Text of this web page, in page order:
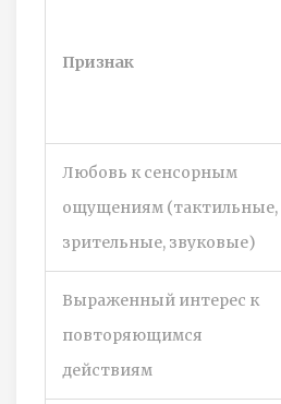
Признак
Любовь к сенсорным
ощущениям (тактильные,
зрительные, звуковые)
Выраженный интерес к
повторяющимся
действиям